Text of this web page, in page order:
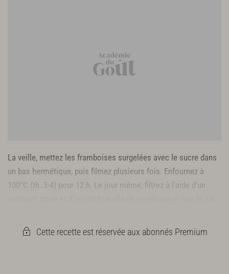
La veille, mettez les framboises surgelées avec le sucre dans
un bas hermétique, puis filmez plusieurs fois. Enfournez à
100°C (th. 3-4) pour 12 h. Le jour même, filtrez à l'aide d'un
Cette recette est réservée aux abonnés Premium